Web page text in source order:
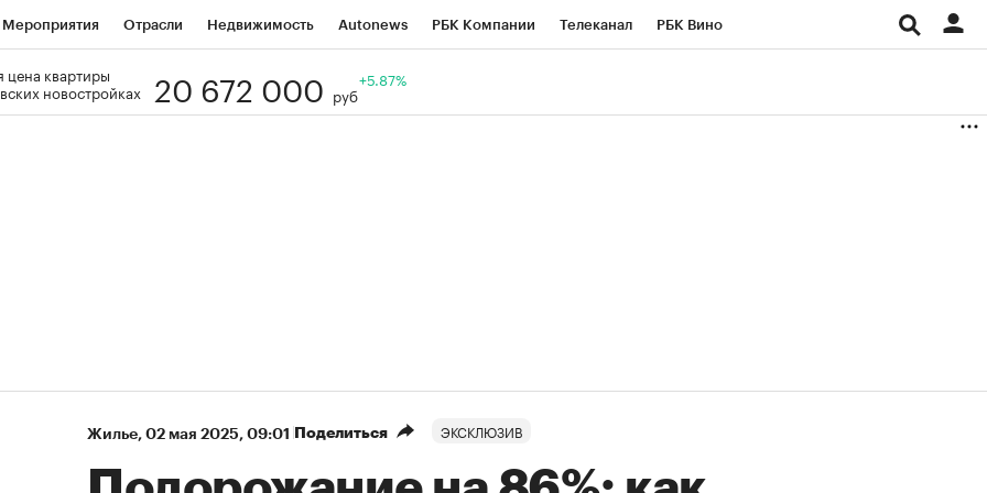
Мероприятия Отрасли Недвижимость Autonews РБК Компании Телеканал РБК Вино
Визионеры
цена квартиры
новостройках
20 672 000 руб
+5.87%
Жилье⁠, 02 мая 2025, 09:01 Поделиться ЭКСКЛЮЗИВ